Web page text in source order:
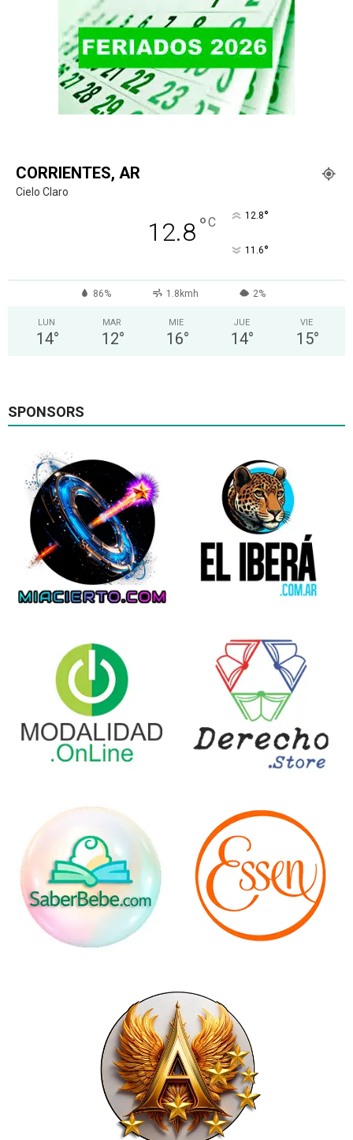
CORRIENTES, AR
Cielo Claro
12.8°C 12.8°
11.6°
86% 1.8kmh 2%
LUN
14°
MAR
12°
MIE
16°
JUE
14°
VIE
15°
SPONSORS